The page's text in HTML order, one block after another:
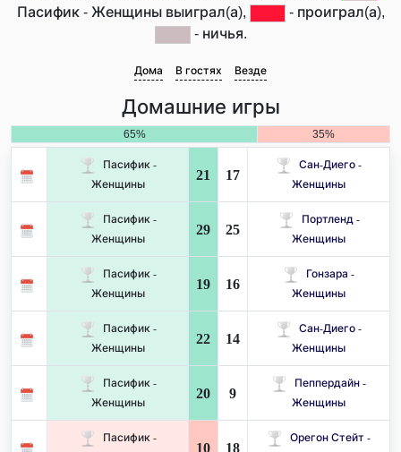
Пасифик - Женщины выиграл(а),
- проиграл(а),
- ничья.
Дома В гостях Везде
Домашние игры
65% 35%
Пасифик -
Женщины
21 17
Сан-Диего -
Женщины
Пасифик -
Женщины
29 25
Портленд -
Женщины
Пасифик -
Женщины
19 16
Гонзара -
Женщины
Пасифик -
Женщины
22 14
Сан-Диего -
Женщины
Пасифик -
Женщины
20 9
Пеппердайн -
Женщины
Пасифик -
10 18
Орегон Стейт -